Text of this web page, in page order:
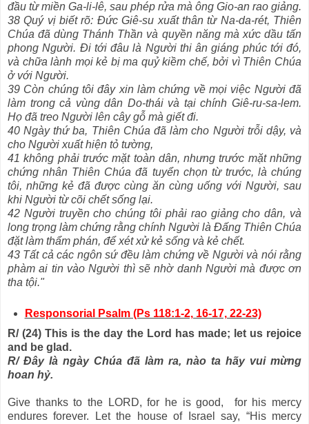
đầu từ miền Ga-li-lê, sau phép rửa mà ông Gio-an rao giảng.
38 Quý vị biết rõ: Đức Giê-su xuất thân từ Na-da-rét, Thiên
Chúa đã dùng Thánh Thần và quyền năng mà xức dầu tấn
phong Người. Đi tới đâu là Người thi ân giáng phúc tới đó,
và chữa lành mọi kẻ bị ma quỷ kiềm chế, bởi vì Thiên Chúa
ở với Người.
39 Còn chúng tôi đây xin làm chứng về mọi việc Người đã
làm trong cả vùng dân Do-thái và tại chính Giê-ru-sa-lem.
Họ đã treo Người lên cây gỗ mà giết đi.
40 Ngày thứ ba, Thiên Chúa đã làm cho Người trỗi dậy, và
cho Người xuất hiện tỏ tường,
41 không phải trước mặt toàn dân, nhưng trước mặt những
chứng nhân Thiên Chúa đã tuyển chọn từ trước, là chúng
tôi, những kẻ đã được cùng ăn cùng uống với Người, sau
khi Người từ cõi chết sống lại.
42 Người truyền cho chúng tôi phải rao giảng cho dân, và
long trọng làm chứng rằng chính Người là Đấng Thiên Chúa
đặt làm thẩm phán, để xét xử kẻ sống và kẻ chết.
43 Tất cả các ngôn sứ đều làm chứng về Người và nói rằng
phàm ai tin vào Người thì sẽ nhờ danh Người mà được ơn
tha tội."
Responsorial Psalm (Ps 118:1-2, 16-17, 22-23)
R/ (24) This is the day the Lord has made; let us rejoice
and be glad.
R/ Đây là ngày Chúa đã làm ra, nào ta hãy vui mừng
hoan hỷ.
Give thanks to the LORD, for he is good, for his mercy
endures forever. Let the house of Israel say, “His mercy